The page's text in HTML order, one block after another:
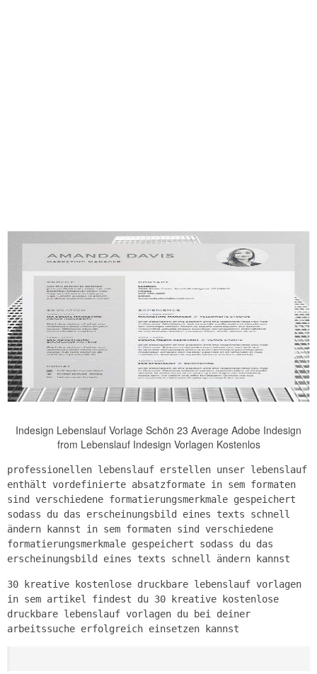
Indesign Lebenslauf Vorlage Schön 23 Average Adobe Indesign
from Lebenslauf Indesign Vorlagen Kostenlos
professionellen lebenslauf erstellen unser lebenslauf
enthält vordefinierte absatzformate in sem formaten
sind verschiedene formatierungsmerkmale gespeichert
sodass du das erscheinungsbild eines texts schnell
ändern kannst in sem formaten sind verschiedene
formatierungsmerkmale gespeichert sodass du das
erscheinungsbild eines texts schnell ändern kannst
30 kreative kostenlose druckbare lebenslauf vorlagen
in sem artikel findest du 30 kreative kostenlose
druckbare lebenslauf vorlagen du bei deiner
arbeitssuche erfolgreich einsetzen kannst